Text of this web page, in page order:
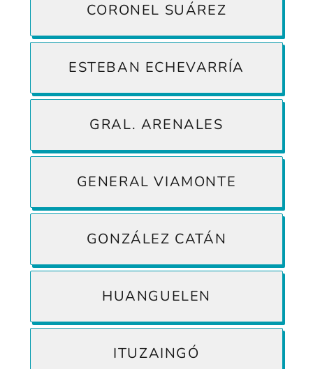
CORONEL SUÁREZ
ESTEBAN ECHEVARRÍA
GRAL. ARENALES
GENERAL VIAMONTE
GONZÁLEZ CATÁN
HUANGUELEN
ITUZAINGÓ